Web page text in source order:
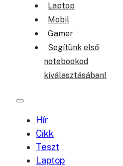
Laptop
Mobil
Gamer
Segítünk első
notebookod
kiválasztásában!
Hír
Cikk
Teszt
Laptop